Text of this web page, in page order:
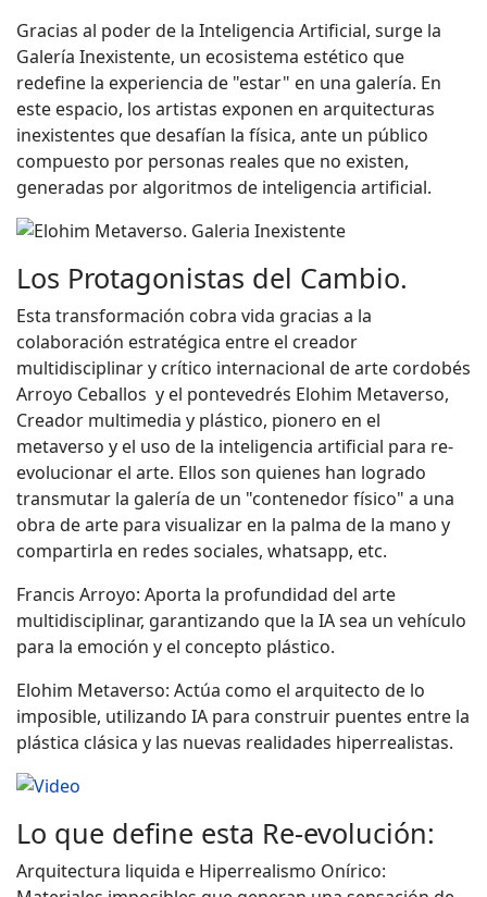
Gracias al poder de la Inteligencia Artificial, surge la
Galería Inexistente, un ecosistema estético que
redefine la experiencia de "estar" en una galería. En
este espacio, los artistas exponen en arquitecturas
inexistentes que desafían la física, ante un público
compuesto por personas reales que no existen,
generadas por algoritmos de inteligencia artificial.
Los Protagonistas del Cambio.
Esta transformación cobra vida gracias a la
colaboración estratégica entre el creador
multidisciplinar y crítico internacional de arte cordobés
Arroyo Ceballos y el pontevedrés Elohim Metaverso,
Creador multimedia y plástico, pionero en el
metaverso y el uso de la inteligencia artificial para re-
evolucionar el arte. Ellos son quienes han logrado
transmutar la galería de un "contenedor físico" a una
obra de arte para visualizar en la palma de la mano y
compartirla en redes sociales, whatsapp, etc.
Francis Arroyo: Aporta la profundidad del arte
multidisciplinar, garantizando que la IA sea un vehículo
para la emoción y el concepto plástico.
Elohim Metaverso: Actúa como el arquitecto de lo
imposible, utilizando IA para construir puentes entre la
plástica clásica y las nuevas realidades hiperrealistas.
Lo que define esta Re-evolución:
Arquitectura liquida e Hiperrealismo Onírico: